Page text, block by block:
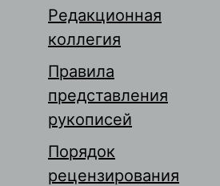
Редакционная
коллегия
Правила
представления
рукописей
Порядок
рецензирования